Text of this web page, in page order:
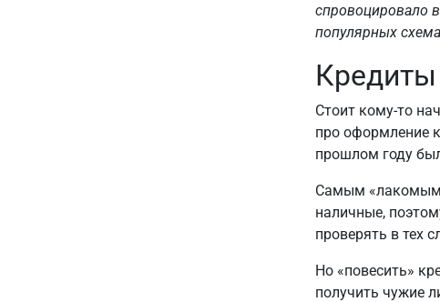
спровоцировало
популярных
Стоит кому-то
про оформление
прошлом году
Самым «лакомым
наличные,
проверять в тех
Но «повесить»
получить чужие